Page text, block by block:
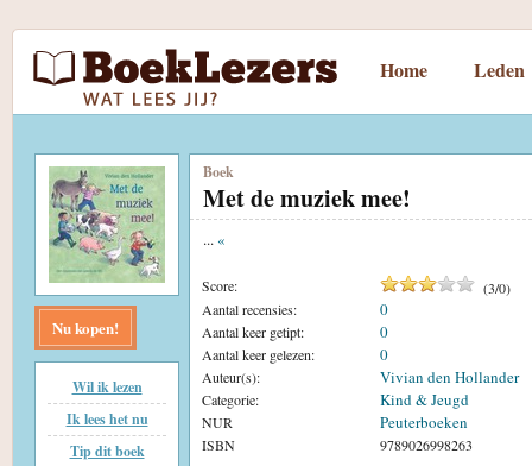
Home Leden
Nu kopen!
Wil ik lezen
Ik lees het nu
Tip dit boek
Boek
Met de muziek mee!
... «
Score: (3/0)
Aantal recensies:
0
Aantal keer getipt: 0
Aantal keer gelezen: 0
Auteur(s): Vivian den Hollander
Categorie: Kind & Jeugd
NUR Peuterboeken
ISBN 9789026998263